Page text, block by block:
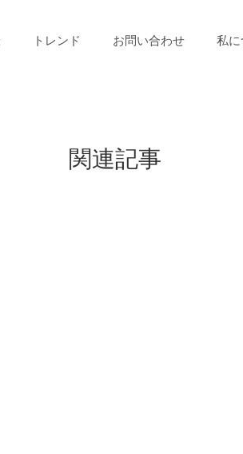
トレンド お問い合わせ 私
関連記事